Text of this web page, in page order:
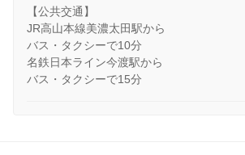
【公共交通】
JR高山本線美濃太田駅から
バス・タクシーで10分
名鉄日本ライン今渡駅から
バス・タクシーで15分